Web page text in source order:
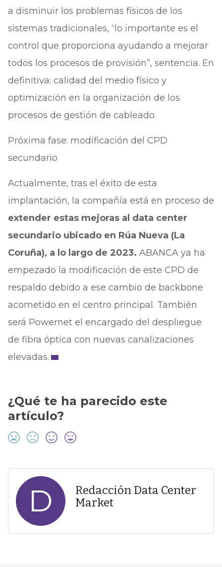
a disminuir los problemas físicos de los
sistemas tradicionales, “lo importante es el
control que proporciona ayudando a mejorar
todos los procesos de provisión”, sentencia. En
definitiva: calidad del medio físico y
optimización en la organización de los
procesos de gestión de cableado.
Próxima fase: modificación del CPD
secundario
Actualmente, tras el éxito de esta
implantación, la compañía está en proceso de
extender estas mejoras al data center
secundario ubicado en Rúa Nueva (La
Coruña), a lo largo de 2023. ABANCA ya ha
empezado la modificación de este CPD de
respaldo debido a ese cambio de backbone
acometido en el centro principal. También
será Powernet el encargado del despliegue
de fibra óptica con nuevas canalizaciones
elevadas.
¿Qué te ha parecido este
artículo?
D
Redacción Data Center
Market